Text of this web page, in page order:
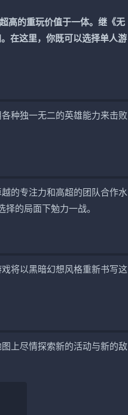
高的重玩价值于一体。继《无
在这里，你既可以选择单人游
种独一无二的英雄能力来击败
的专注力和高超的团队合作水
的局面下勉力一战。
将以黑暗幻想风格重新书写这
上尽情探索新的活动与新的敌